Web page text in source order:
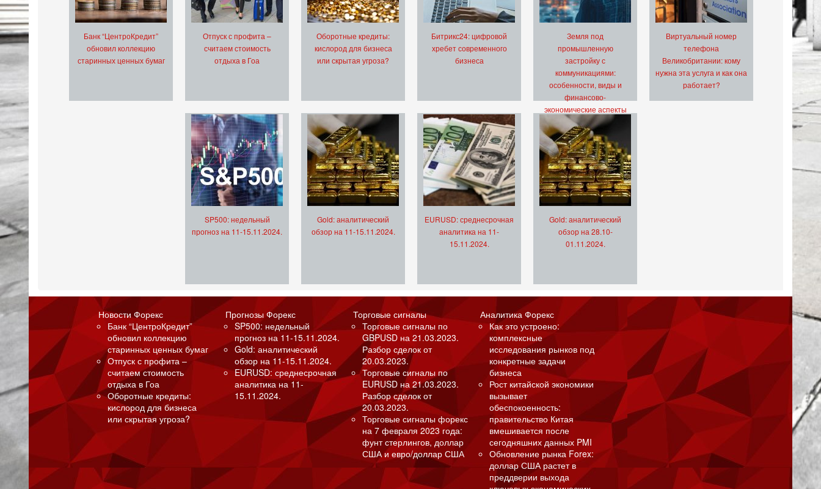
Банк “ЦентроКредит”
обновил коллекцию
старинных ценных бумаг
Отпуск с профита –
считаем стоимость
отдыха в Гоа
Оборотные кредиты:
кислород для бизнеса
или скрытая угроза?
Битрикс24: цифровой
хребет современного
бизнеса
Земля под
промышленную
застройку с
коммуникациями:
особенности, виды и
финансово-
экономические аспекты
Виртуальный номер
телефона
Великобритании: кому
нужна эта услуга и как она
работает?
SP500: недельный
прогноз на 11-15.11.2024.
Gold: аналитический
обзор на 11-15.11.2024.
EURUSD: среднесрочная
аналитика на 11-
15.11.2024.
Gold: аналитический
обзор на 28.10-
01.11.2024.
Новости Форекс
Банк “ЦентроКредит”
обновил коллекцию
старинных ценных бумаг
Отпуск с профита –
считаем стоимость
отдыха в Гоа
Оборотные кредиты:
кислород для бизнеса
или скрытая угроза?
Прогнозы Форекс
SP500: недельный
прогноз на 11-15.11.2024.
Gold: аналитический
обзор на 11-15.11.2024.
EURUSD: среднесрочная
аналитика на 11-
15.11.2024.
Торговые сигналы
Торговые сигналы по
GBPUSD на 21.03.2023.
Разбор сделок от
20.03.2023.
Торговые сигналы по
EURUSD на 21.03.2023.
Разбор сделок от
20.03.2023.
Торговые сигналы форекс
на 7 февраля 2023 года:
фунт стерлингов, доллар
США и евро/доллар США
Аналитика Форекс
Как это устроено:
комплексные
исследования рынков под
конкретные задачи
бизнеса
Рост китайской экономики
вызывает
обеспокоенность:
правительство Китая
вмешивается после
сегодняшних данных PMI
Обновление рынка Forex:
доллар США растет в
преддверии выхода